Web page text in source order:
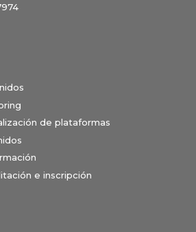
de plataformas
e inscripción